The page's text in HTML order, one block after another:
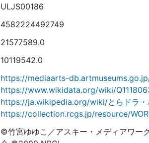
ULJS00186
4582224492749
21577589.0
10119542.0
https://mediaarts-
https://www.wikidata.org/wiki/
https://ja.wikipedia.org/wiki/とらドラ・
https://collection.rcgs.jp/resource/
©竹宮ゆゆこ／アスキー・メディアワー